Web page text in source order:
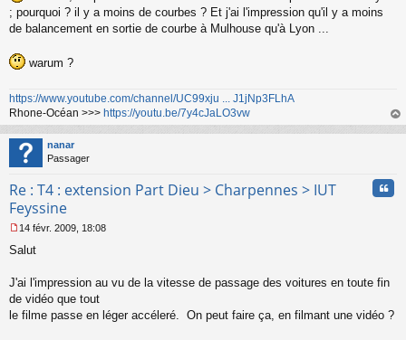
g
e
n
n
; pourquoi ? il y a moins de courbes ? Et j'ai l'impression qu'il y a moins
de balancement en sortie de courbe à Mulhouse qu'à Lyon ...
warum ?
https://www.youtube.com/channel/UC99xju ... J1jNp3FLhA
Rhone-Océan >>> https://youtu.be/7y4cJaLO3vw
au
nanar
Passager
Re : T4 : extension Part Dieu > Charpennes > IUT
Feyssine
e
s
g
e
14 févr. 2009, 18:08
Salut
J'ai l'impression au vu de la vitesse de passage des voitures en toute fin
de vidéo que tout
le filme passe en léger accéleré. On peut faire ça, en filmant une vidéo ?